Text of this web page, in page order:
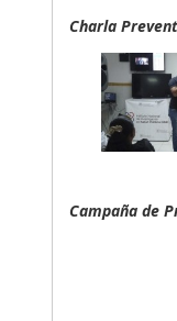
Charla
Campaña de